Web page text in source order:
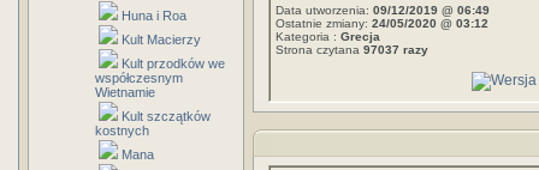
Huna i Roa
Kult Macierzy
Kult przodków we
współczesnym
Wietnamie
Kult szczątków
kostnych
Mana
Data utworzenia: 09/12/2019 @ 06:49
Ostatnie zmiany: 24/05/2020 @ 03:12
Kategoria : Grecja
Strona czytana 97037 razy